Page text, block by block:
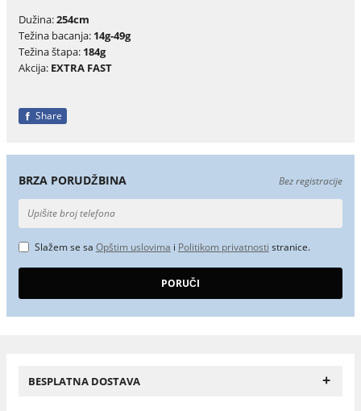
Dužina:254cm
Težina bacanja: 14g-49g
Težina štapa: 184g
Akcija: EXTRA FAST
Share
BRZA PORUDŽBINA Bez registracije
Slažem se sa Opštim uslovima i Politikom privatnosti stranice.
BESPLATNA DOSTAVA +